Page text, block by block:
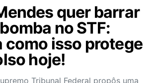
quer barrar
no STF:
como isso protege
hoje!
Tribunal Federal propôs uma